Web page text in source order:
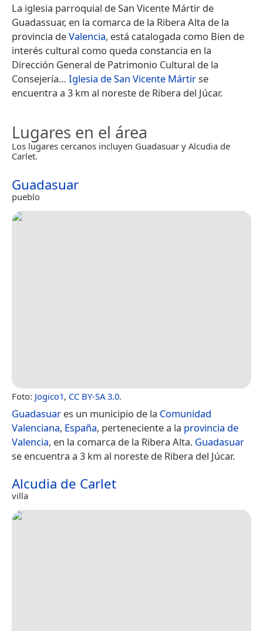
La iglesia parroquial de San Vicente Mártir de
Guadassuar, en la comarca de la Ribera Alta de la
provincia deValencia, está catalogada como Bien de
interés cultural como queda constancia en la
Dirección General de Patrimonio Cultural de la
Consejería… Iglesia de San Vicente Mártirse
encuentra a 3 km al noreste de Ribera del Júcar.
Lugares en el área
Los lugares cercanos incluyen Guadasuar y Alcudia de
Carlet.
Guadasuar
pueblo
Foto: Jogico1, CC BY-SA 3.0.
Guadasuar es un municipio de la Comunidad
Valenciana, España, perteneciente a la provincia de
Valencia, en la comarca de la Ribera Alta. Guadasuar
se encuentra a 3 km al noreste de Ribera del Júcar.
Alcudia de Carlet
villa